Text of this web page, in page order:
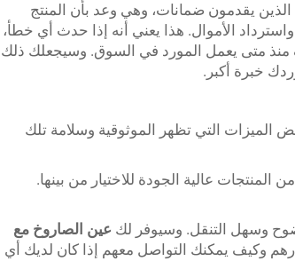
يقدمون ضمانات، وهي وعد بأن المنتج
الأموال. هذا يعني أنه إذا حدث أي خطأ،
متى يعمل المورد في السوق. وسيجعلك ذلك
خبرة أكبر.
الميزات التي تظهر الموثوقية وسلامة تلك
عالية الجودة للاختيار من بينها.
وسهل التنقل. وسيوفر لك عين الصاروخ مع
وكيف يمكنك التواصل معهم إذا كان لديك أي